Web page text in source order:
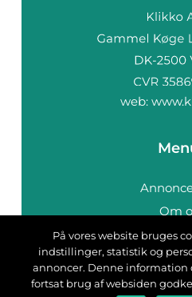
web:
Om
På vores website bruges
indstillinger, statistik og
annoncer. Denne information
fortsat brug af websiden